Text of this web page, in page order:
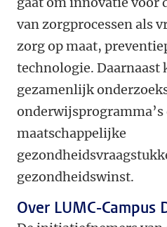
van zorgprocessen als
zorg op maat,
technologie. Daarnaast
gezamenlijk
onderwijsprogramma’s
maatschappelijke
gezondheidswinst.
Over LUMC-Campus